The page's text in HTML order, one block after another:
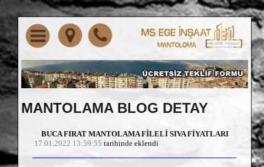
MANTOLAMA BLOG DETAY
BUCA FIRAT MANTOLAMA FİLELİ SIVA FİYATLARI
17.01.2022 13:59:55 tarihinde eklendi